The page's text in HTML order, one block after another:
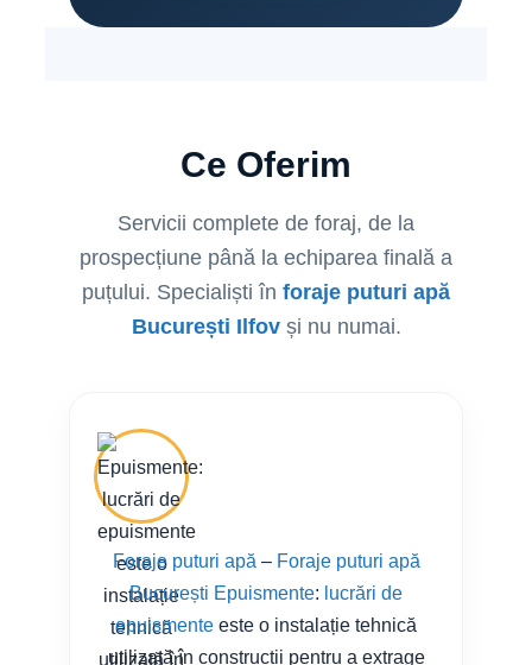
Ce Oferim
Servicii complete de foraj, de la
prospecțiune până la echiparea finală a
puțului. Specialiști în foraje puturi apă
București Ilfovși nu numai.
Foraje puturi apă – Foraje puturi apă
București Epuismente: lucrări de
epuismente este o instalație tehnică
utilizată în construcții pentru a extrage